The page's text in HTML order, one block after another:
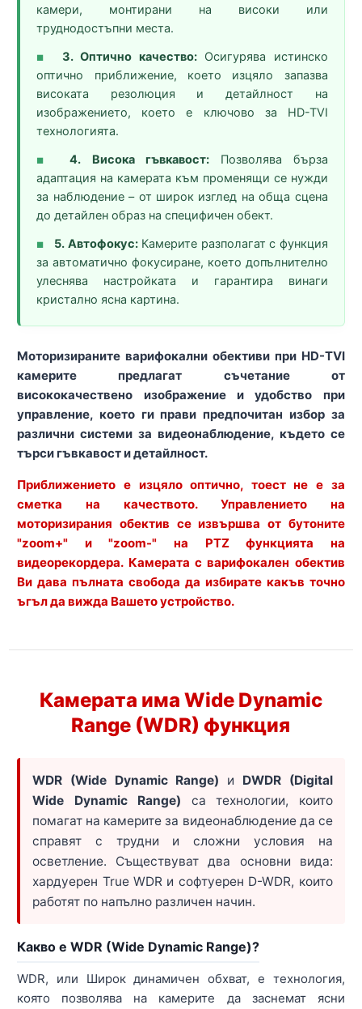
камери, монтирани на високи или
труднодостъпни места.
■ 3. Оптично качество:Осигурява истинско
оптично приближение, което изцяло запазва
високата резолюция и детайлност на
изображението, което е ключово за HD-TVI
технологията.
■ 4. Висока гъвкавост:Позволява бърза
адаптация на камерата към променящи се нужди
за наблюдение – от широк изглед на обща сцена
до детайлен образ на специфичен обект.
■ 5. Автофокус:Камерите разполагат с функция
за автоматично фокусиране, което допълнително
улеснява настройката и гарантира винаги
кристално ясна картина.
Моторизираните варифокални обективи при HD-TVI
камерите предлагат съчетание от
висококачествено изображение и удобство при
управление, което ги прави предпочитан избор за
различни системи за видеонаблюдение, където се
търси гъвкавост и детайлност.
Приближението е изцяло оптично, тоест не е за
сметка на качеството. Управлението на
моторизирания обектив се извършва от бутоните
"zoom+" и "zoom-" на PTZ функцията на
видеорекордера. Камерата с варифокален обектив
Ви дава пълната свобода да избирате какъв точно
ъгъл да вижда Вашето устройство.
Камерата има Wide Dynamic
Range (WDR) функция
WDR (Wide Dynamic Range) и DWDR (Digital
Wide Dynamic Range) са технологии, които
помагат на камерите за видеонаблюдение да се
справят с трудни и сложни условия на
осветление. Съществуват два основни вида:
хардуерен True WDR и софтуерен D-WDR, които
работят по напълно различен начин.
Какво е WDR (Wide Dynamic Range)?
WDR, или Широк динамичен обхват, е технология,
която позволява на камерите да заснемат ясни